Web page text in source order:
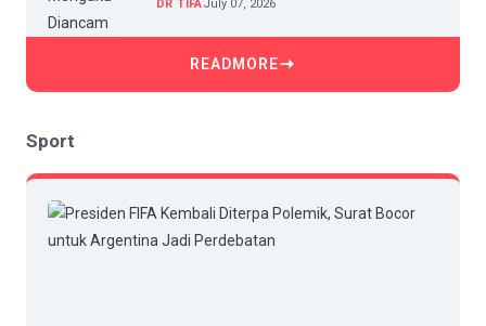
DR TIFAJuly 07, 2026
READMORE
Sport